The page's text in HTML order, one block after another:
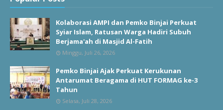
Kolaborasi AMPI dan Pemko Binjai Perkuat
Syiar Islam, Ratusan Warga Hadiri Subuh
Berjama'ah di Masjid Al-Fatih
Minggu, Juli 26, 2026
Pemko Binjai Ajak Perkuat Kerukunan
Antarumat Beragama di HUT FORMAG ke-3
Tahun
Selasa, Juli 28, 2026